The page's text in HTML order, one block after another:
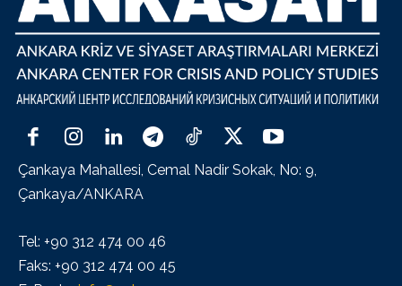
Çankaya Mahallesi, Cemal Nadir Sokak, No: 9,
Çankaya/ANKARA
Tel: +90 312 474 00 46
Faks: +90 312 474 00 45